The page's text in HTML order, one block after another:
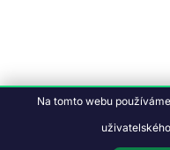
© 2026 EV Magazin.
Studiografix
Na tomto webu